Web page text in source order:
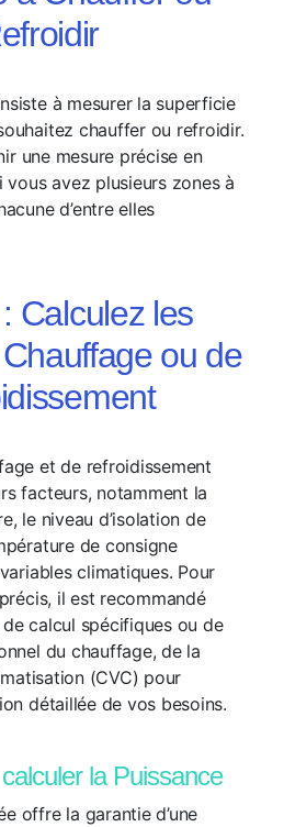
à mesurer la superficie
chauffer ou refroidir.
une mesure précise en
vous avez plusieurs zones à
d’entre elles
Calculez les
ou de
et de refroidissement
facteurs, notamment la
le niveau d’isolation de
de consigne
climatiques. Pour
il est recommandé
calcul spécifiques ou de
du chauffage, de la
(CVC) pour
détaillée de vos besoins.
la Puissance
offre la garantie d’une